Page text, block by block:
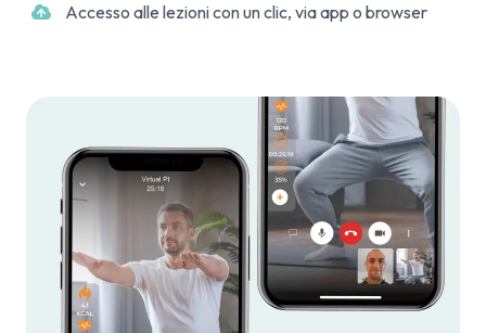
Accesso alle lezioni con un clic, via app o browser